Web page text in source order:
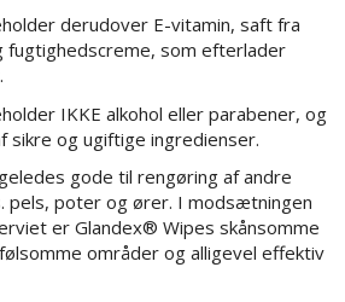
derudover E-vitamin, saft fra
fugtighedscreme, som efterlader
IKKE alkohol eller parabener, og
sikre og ugiftige ingredienser.
gode til rengøring af andre
pels, poter og ører. I modsætningen
er Glandex® Wipes skånsomme
områder og alligevel effektiv